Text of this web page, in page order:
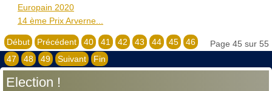
Europain 2020
14 ème Prix Arverne...
Page 45 sur 55
Début Précédent 40 41 42 43 44 45
46
47
48 49 Suivant Fin
Election !